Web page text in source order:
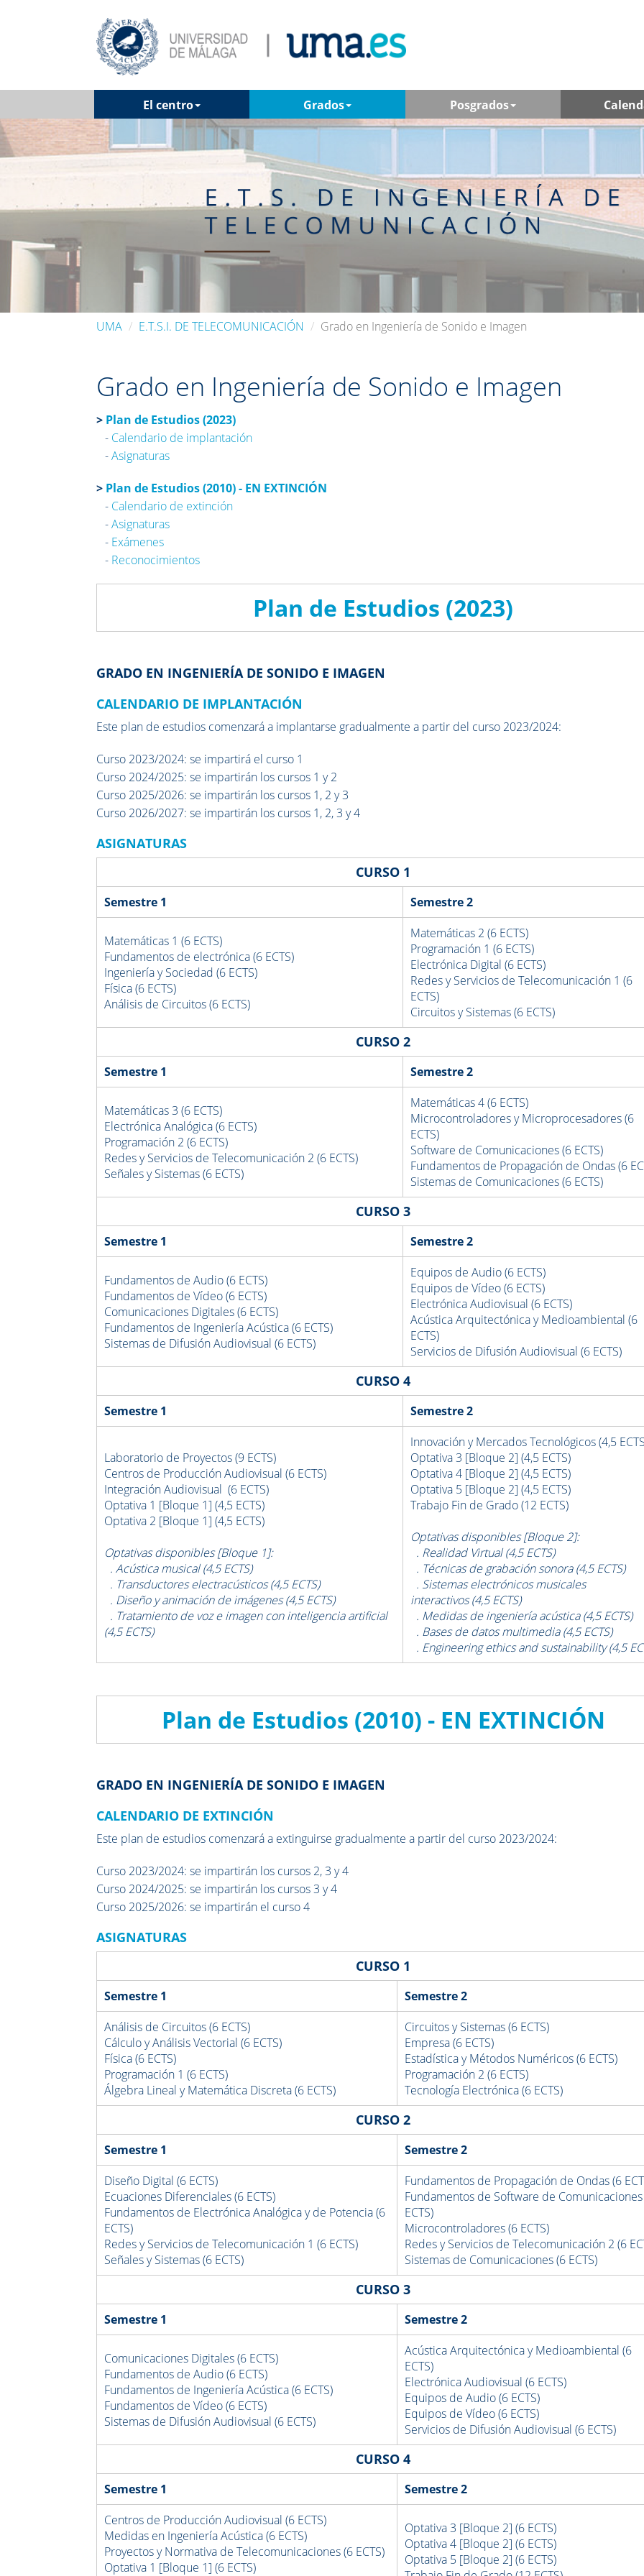
El centro Grados Posgrados
UMA E.T.S.I. DE TELECOMUNICACIÓN Grado en Ingeniería de Sonido e Imagen
Grado en Ingeniería de Sonido e Imagen
> Plan de Estudios (2023)
- Calendario de implantación
-Asignaturas
> Plan de Estudios (2010) - EN EXTINCIÓN
- Calendario de extinción
-Asignaturas
- Exámenes
- Reconocimientos
Plan de Estudios (2023)
GRADO EN INGENIERÍA DE SONIDO E IMAGEN
CALENDARIO DE IMPLANTACIÓN
Este plan de estudios comenzará a implantarse gradualmente a partir del curso 2023/2024:
Curso 2023/2024: se impartirá el curso 1
Curso 2024/2025: se impartirán los cursos 1 y 2
Curso 2025/2026:se impartirán los cursos 1, 2 y 3
Curso 2026/2027:se impartirán los cursos 1, 2, 3 y 4
ASIGNATURAS
CURSO 1
Semestre 1 Semestre 2
Matemáticas 1 (6 ECTS)
Fundamentos de electrónica (6 ECTS)
Ingeniería y Sociedad (6 ECTS)
Física (6 ECTS)
Análisis de Circuitos (6 ECTS)
Matemáticas 2 (6 ECTS)
Programación 1 (6 ECTS)
Electrónica Digital (6 ECTS)
Redes y Servicios de Telecomunicación 1 (6
ECTS)
Circuitos y Sistemas (6 ECTS)
CURSO 2
Semestre 1 Semestre 2
Matemáticas 3 (6 ECTS)
Electrónica Analógica (6 ECTS)
Programación 2 (6 ECTS)
Redes y Servicios de Telecomunicación 2 (6 ECTS)
Señales y Sistemas (6 ECTS)
Matemáticas 4 (6 ECTS)
Microcontroladores y Microprocesadores (6
ECTS)
Software de Comunicaciones (6 ECTS)
Fundamentos de Propagación de Ondas (6
Sistemas de Comunicaciones (6 ECTS)
CURSO 3
Semestre 1 Semestre 2
Fundamentos de Audio (6 ECTS)
Fundamentos de Vídeo (6 ECTS)
Comunicaciones Digitales (6 ECTS)
Fundamentos de Ingeniería Acústica (6 ECTS)
Sistemas de Difusión Audiovisual (6 ECTS)
Equipos de Audio (6 ECTS)
Equipos de Vídeo (6 ECTS)
Electrónica Audiovisual (6 ECTS)
Acústica Arquitectónica y Medioambiental (6
ECTS)
Servicios de Difusión Audiovisual (6 ECTS)
CURSO 4
Semestre 1 Semestre 2
Laboratorio de Proyectos (9 ECTS)
Centros de Producción Audiovisual (6 ECTS)
Integración Audiovisual (6 ECTS)
Optativa 1 [Bloque 1] (4,5 ECTS)
Optativa 2 [Bloque 1](4,5 ECTS)
Optativas disponibles [Bloque 1]:
. Acústica musical (4,5 ECTS)
. Transductores electracústicos (4,5 ECTS)
. Diseño y animación de imágenes (4,5 ECTS)
. Tratamiento de voz e imagen con inteligencia artificial
(4,5 ECTS)
Innovación y Mercados Tecnológicos (4,5
Optativa 3 [Bloque 2] (4,5 ECTS)
Optativa 4 [Bloque 2](4,5 ECTS)
Optativa 5 [Bloque 2](4,5 ECTS)
Trabajo Fin de Grado (12 ECTS)
Optativas disponibles [Bloque 2]:
. Realidad Virtual (4,5 ECTS)
. Técnicas de grabación sonora (4,5 ECTS)
. Sistemas electrónicos musicales
interactivos (4,5 ECTS)
. Medidas de ingeniería acústica (4,5 ECTS)
. Bases de datos multimedia (4,5 ECTS)
. Engineering ethics and sustainability (4,5
Plan de Estudios (2010) - EN EXTINCIÓN
GRADO EN INGENIERÍA DE SONIDO E IMAGEN
CALENDARIO DE EXTINCIÓN
Este plan de estudios comenzará a extinguirse gradualmente a partir del curso 2023/2024:
Curso 2023/2024:se impartirán los cursos 2, 3 y 4
Curso 2024/2025:se impartirán los cursos 3 y4
Curso 2025/2026:se impartirán el curso4
ASIGNATURAS
CURSO 1
Semestre 1
Semestre 2
Análisis de Circuitos (6 ECTS)
Cálculo y Análisis Vectorial (6 ECTS)
Física (6 ECTS)
Programación 1 (6 ECTS)
Álgebra Lineal y Matemática Discreta (6 ECTS)
Circuitos y Sistemas (6 ECTS)
Empresa (6 ECTS)
Estadística y Métodos Numéricos (6 ECTS)
Programación 2 (6 ECTS)
Tecnología Electrónica (6 ECTS)
CURSO 2
Semestre 1
Semestre 2
Diseño Digital (6 ECTS)
Ecuaciones Diferenciales (6 ECTS)
Fundamentos de Electrónica Analógica y de Potencia (6
ECTS)
Redes y Servicios de Telecomunicación 1 (6 ECTS)
Señales y Sistemas (6 ECTS)
Fundamentos de Propagación de Ondas (6
Fundamentos de Software de
ECTS)
Microcontroladores (6 ECTS)
Redes y Servicios de Telecomunicación 2 (6
Sistemas de Comunicaciones (6 ECTS)
CURSO 3
Semestre 1 Semestre 2
Comunicaciones Digitales (6 ECTS)
Fundamentos de Audio (6 ECTS)
Fundamentos de Ingeniería Acústica (6 ECTS)
Fundamentos de Vídeo (6 ECTS)
Sistemas de Difusión Audiovisual (6 ECTS)
Acústica Arquitectónica y Medioambiental (6
ECTS)
Electrónica Audiovisual (6 ECTS)
Equipos de Audio (6 ECTS)
Equipos de Vídeo (6 ECTS)
Servicios de Difusión Audiovisual (6 ECTS)
CURSO 4
Semestre 1
Semestre 2
Centros de Producción Audiovisual (6 ECTS)
Medidas en Ingeniería Acústica (6 ECTS)
Proyectos y Normativa de Telecomunicaciones (6 ECTS)
Optativa 1 [Bloque 1](6 ECTS)
Optativa 3 [Bloque 2](6 ECTS)
Optativa 4 [Bloque 2](6 ECTS)
Optativa 5 [Bloque 2](6 ECTS)